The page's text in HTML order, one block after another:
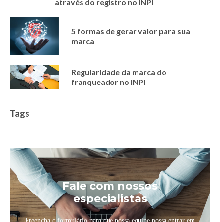
através do registro no INPI
5 formas de gerar valor para sua
marca
Regularidade da marca do
franqueador no INPI
Tags
Fale com nossos
especialistas
Preencha o formulário para que nossa equipe possa entrar em